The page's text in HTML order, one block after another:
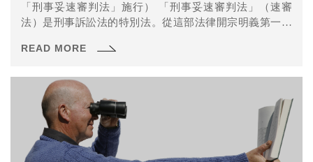
「刑事妥速審判法」施行） 「刑事妥速審判法」（速審
法）是刑事訴訟法的特別法。從這部法律開宗明義第一條
READ MORE